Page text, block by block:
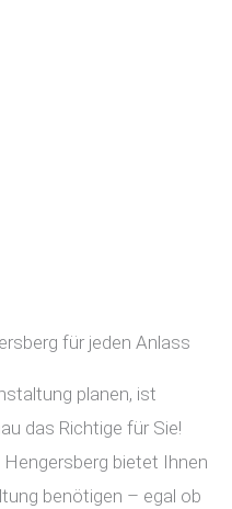
für jeden Anlass
planen, ist
das Richtige für Sie!
bietet Ihnen
benötigen – egal ob